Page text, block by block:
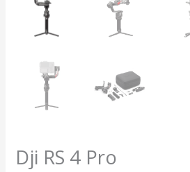
Dji RS 4 Pro